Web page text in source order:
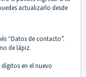
actualizarlo desde
“Datos de contacto”.
de lápiz.
en el nuevo